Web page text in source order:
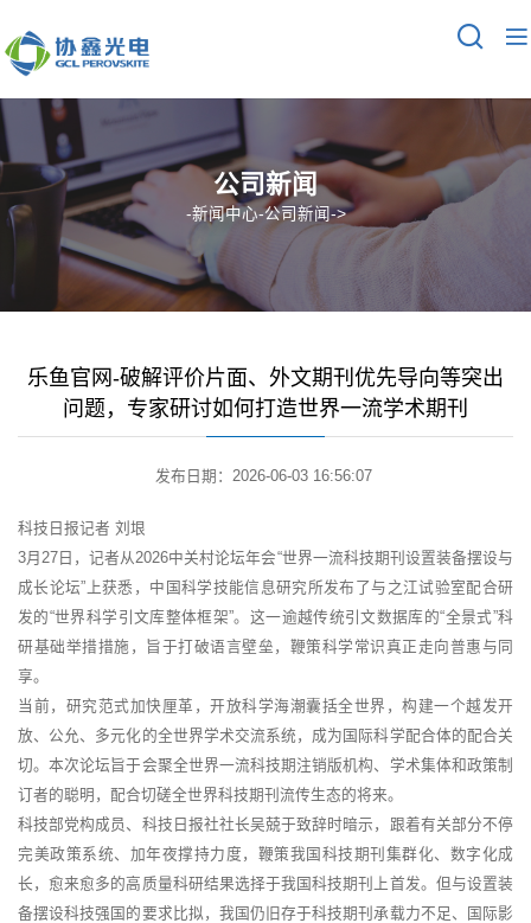
公司新闻
-新闻中心-公司新闻->
乐鱼官网-破解评价片面、外文期刊优先导向等突出
问题，专家研讨如何打造世界一流学术期刊
发布日期：2026-06-03 16:56:07
科技日报记者 刘垠
3月27日，记者从2026中关村论坛年会“世界一流科技期刊设置装备摆设与
成长论坛”上获悉，中国科学技能信息研究所发布了与之江试验室配合研
发的“世界科学引文库整体框架”。这一逾越传统引文数据库的“全景式”科
研基础举措措施，旨于打破语言壁垒，鞭策科学常识真正走向普惠与同
享。
当前，研究范式加快厘革，开放科学海潮囊括全世界，构建一个越发开
放、公允、多元化的全世界学术交流系统，成为国际科学配合体的配合关
切。本次论坛旨于会聚全世界一流科技期注销版机构、学术集体和政策制
订者的聪明，配合切磋全世界科技期刊流传生态的将来。
科技部党构成员、科技日报社社长吴兢于致辞时暗示，跟着有关部分不停
完美政策系统、加年夜撑持力度，鞭策我国科技期刊集群化、数字化成
长，愈来愈多的高质量科研结果选择于我国科技期刊上首发。但与设置装
备摆设科技强国的要求比拟，我国仍旧存于科技期刊承载力不足、国际影